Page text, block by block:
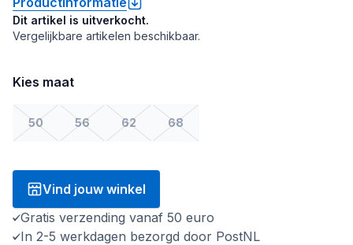
Dit artikel is uitverkocht.
Vergelijkbare artikelen beschikbaar.
Kies maat
50 56 62 68
Vind jouw winkel
Gratis verzending vanaf 50 euro
In 2-5 werkdagen bezorgd door PostNL